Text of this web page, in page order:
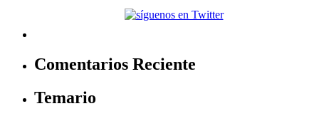
Comentarios Reciente
Temario